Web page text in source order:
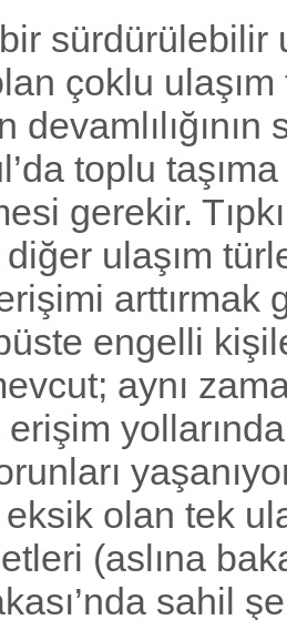
sürdürülebilir
çoklu
toplu taşıma
gerekir.
ulaşım
arttırmak
engelli
aynı
eksik olan tek
(aslına
sahil